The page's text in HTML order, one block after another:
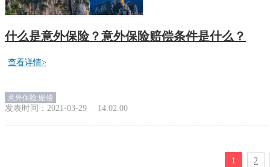
什么是意外保险？意外保险赔偿条件是什么？
查看详情>
意外保险;赔偿
发表时间： 2021-03-29 14:02:00
1 2